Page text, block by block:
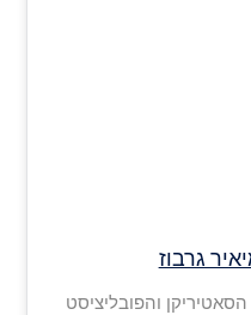
גרבוז
והפובליציסט